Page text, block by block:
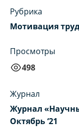
Рубрика
Мотивация
Просмотры
498
Журнал
Журнал
Октябрь ‘21